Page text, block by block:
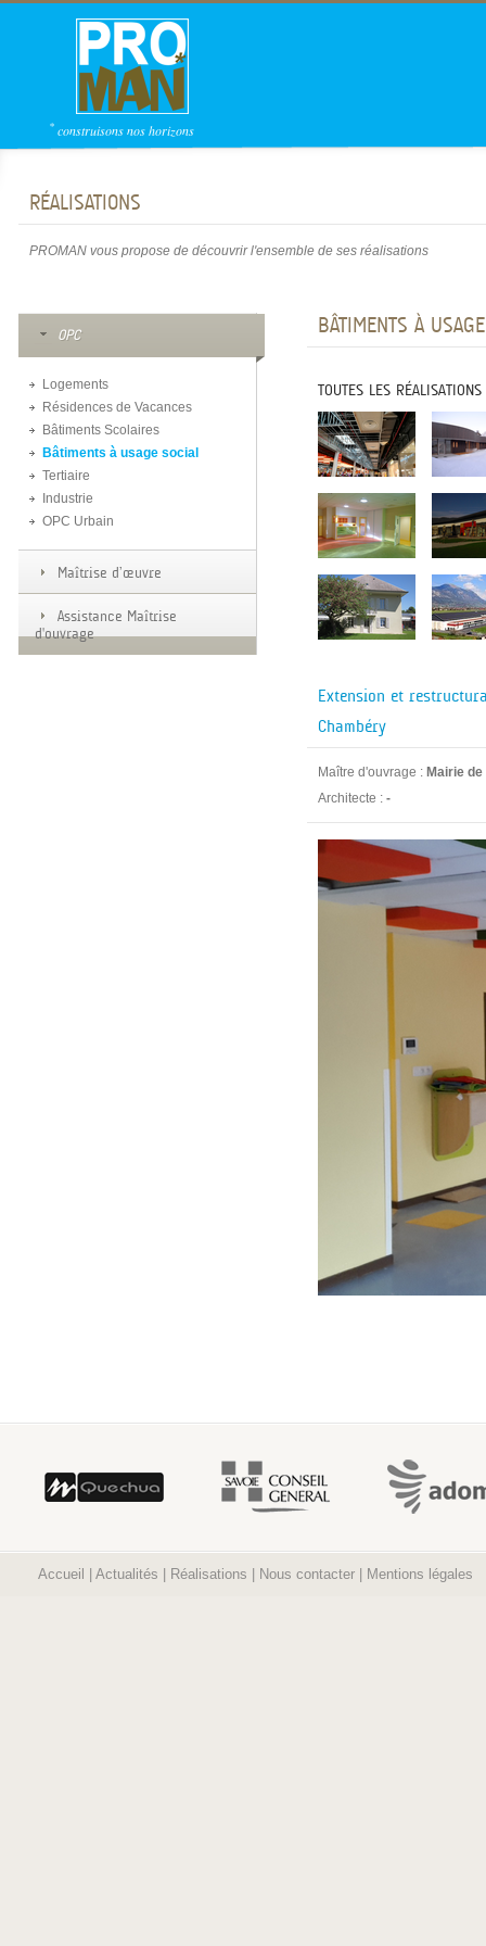
* construisons nos horizons
RÉALISATIONS
PROMAN vous propose de découvrir l'ensemble de ses réalisations
OPC
Logements
Résidences de Vacances
Bâtiments Scolaires
Bâtiments à usage social
Tertiaire
Industrie
OPC Urbain
Maîtrise d’œuvre
Assistance Maîtrise
d'ouvrage
BÂTIMENTS À
TOUTES LES RÉALISATIONS
Extension et
Chambéry
Maître d'ouvrage : Mairie
Architecte : -
Accueil Actualités Réalisations Nous contacter Mentions légales